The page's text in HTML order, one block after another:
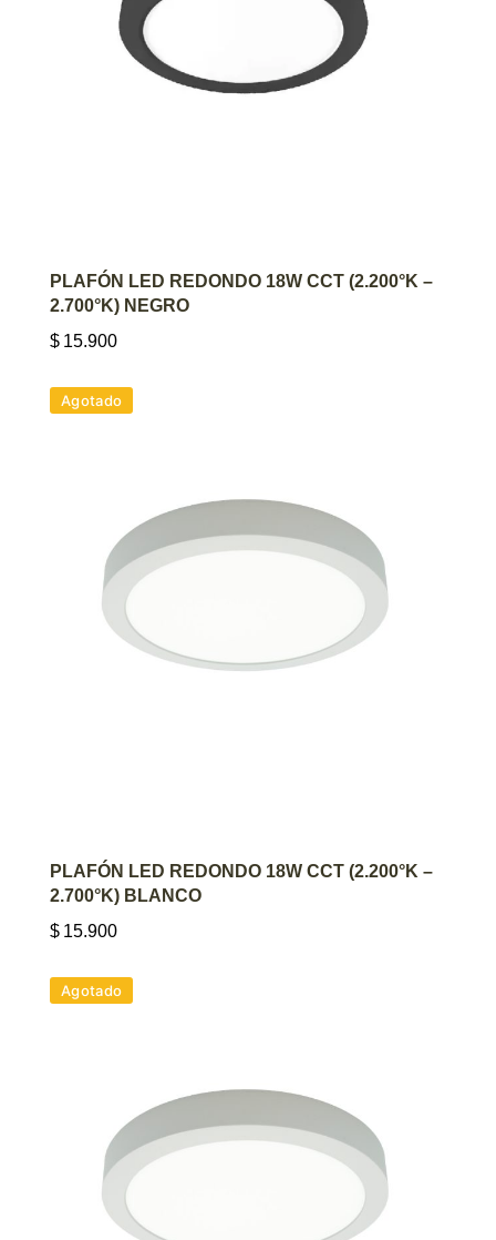
AGREGAR AL CARRITO
PLAFÓN LED REDONDO 18W CCT (2.200°K –
2.700°K) NEGRO
$ 15.900
Agotado
AGREGAR AL CARRITO
PLAFÓN LED REDONDO 18W CCT (2.200°K –
2.700°K) BLANCO
$ 15.900
Agotado